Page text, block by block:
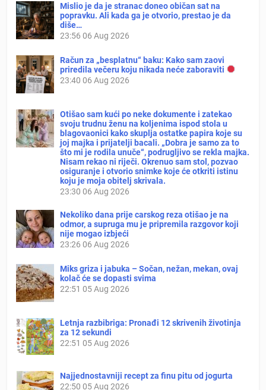
Mislio je da je stranac doneo običan sat na
popravku. Ali kada ga je otvorio, prestao je da
diše…
23:56 06 Aug 2026
Račun za „besplatnu“ baku: Kako sam zaovi
priredila večeru koju nikada neće zaboraviti
23:40 06 Aug 2026
Otišao sam kući po neke dokumente i zatekao
svoju trudnu ženu na koljenima ispod stola u
blagovaonici kako skuplja ostatke papira koje su
joj majka i prijatelji bacali. „Dobra je samo za to
što mi je rodila unuče“, podrugljivo se rekla majka.
Nisam rekao ni riječi. Okrenuo sam stol, pozvao
osiguranje i otvorio snimke koje će otkriti istinu
koju je moja obitelj skrivala.
23:30 06 Aug 2026
Nekoliko dana prije carskog reza otišao je na
odmor, a supruga mu je pripremila razgovor koji
nije mogao izbjeći
23:26 06 Aug 2026
Miks griza i jabuka – Sočan, nežan, mekan, ovaj
kolač će se dopasti svima
22:51 05 Aug 2026
Letnja razbibriga: Pronađi 12 skrivenih životinja
za 12 sekundi
22:51 05 Aug 2026
Najjednostavniji recept za finu pitu od jogurta
22:50 05 Aug 2026